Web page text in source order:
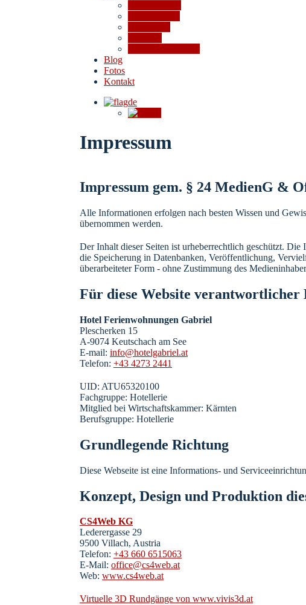
Blog
Fotos
Kontakt
de
Impressum
Impressum gem. § 24 MedienG &
Alle Informationen erfolgen nach besten Wissen und
übernommen werden.
Der Inhalt dieser Seiten ist urheberrechtlich geschützt.
die Speicherung in Datenbanken, Veröffentlichung,
überarbeiteter Form - ohne Zustimmung des
Für diese Website verantwortlicher
Hotel Ferienwohnungen Gabriel
Plescherken 15
A-9074 Keutschach am See
E-mail: info@hotelgabriel.at
Telefon: +43 4273 2441
UID: ATU65320100
Fachgruppe: Hotellerie
Mitglied bei Wirtschaftskammer: Kärnten
Berufsgruppe: Hotellerie
Grundlegende Richtung
Diese Webseite ist eine Informations- und
Konzept, Design und Produktion
CS4Web KG
Lederergasse 29
9500 Villach, Austria
Telefon: +43 660 6515063
E-Mail: office@cs4web.at
Web: www.cs4web.at
Virtuelle 3D Rundgänge von www.vivis3d.at